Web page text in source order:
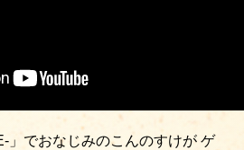
でおなじみのこんのすけが ゲ